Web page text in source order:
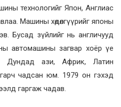
технологийг Япон, Англиас
Машины хөдөлгүүрийг японы
Бусад зүйлийг нь англичууд
автомашины загвар хоёр үе
Дундад ази, Африк, Латин
чадсан юм. 1979 он гэхэд
гаргаж чадав.